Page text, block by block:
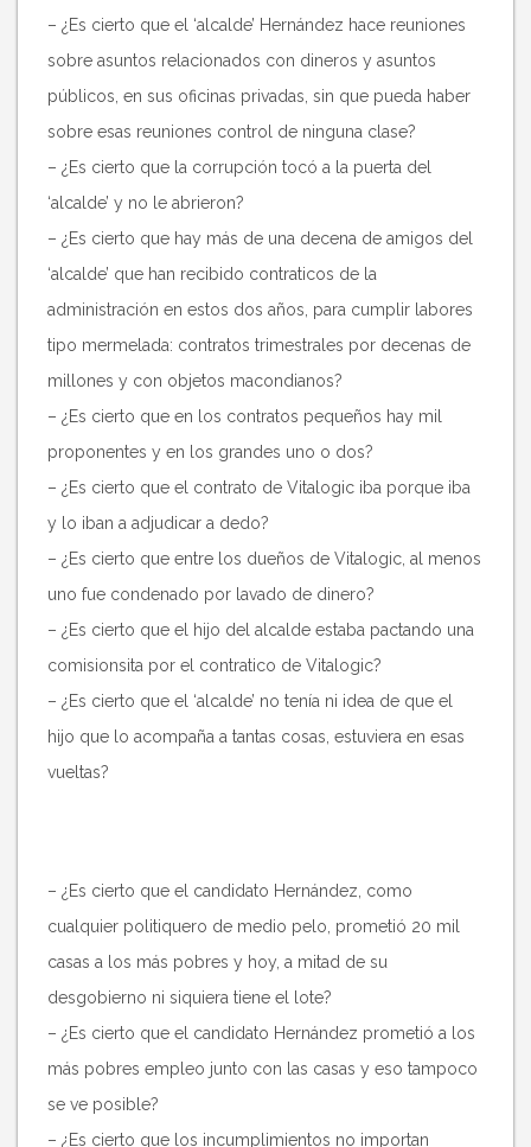
– ¿Es cierto que el ‘alcalde’ Hernández hace reuniones
sobre asuntos relacionados con dineros y asuntos
públicos, en sus oficinas privadas, sin que pueda haber
sobre esas reuniones control de ninguna clase?
– ¿Es cierto que la corrupción tocó a la puerta del
‘alcalde’ y no le abrieron?
– ¿Es cierto que hay más de una decena de amigos del
‘alcalde’ que han recibido contraticos de la
administración en estos dos años, para cumplir labores
tipo mermelada: contratos trimestrales por decenas de
millones y con objetos macondianos?
– ¿Es cierto que en los contratos pequeños hay mil
proponentes y en los grandes uno o dos?
– ¿Es cierto que el contrato de Vitalogic iba porque iba
y lo iban a adjudicar a dedo?
– ¿Es cierto que entre los dueños de Vitalogic, al menos
uno fue condenado por lavado de dinero?
– ¿Es cierto que el hijo del alcalde estaba pactando una
comisionsita por el contratico de Vitalogic?
– ¿Es cierto que el ‘alcalde’ no tenía ni idea de que el
hijo que lo acompaña a tantas cosas, estuviera en esas
vueltas?
– ¿Es cierto que el candidato Hernández, como
cualquier politiquero de medio pelo, prometió 20 mil
casas a los más pobres y hoy, a mitad de su
desgobierno ni siquiera tiene el lote?
– ¿Es cierto que el candidato Hernández prometió a los
más pobres empleo junto con las casas y eso tampoco
se ve posible?
– ¿Es cierto que los incumplimientos no importan